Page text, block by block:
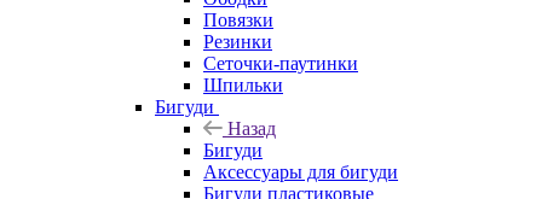
Повязки
Резинки
Сеточки-паутинки
Шпильки
Бигуди
Назад
Бигуди
Аксессуары для бигуди
Бигуди пластиковые